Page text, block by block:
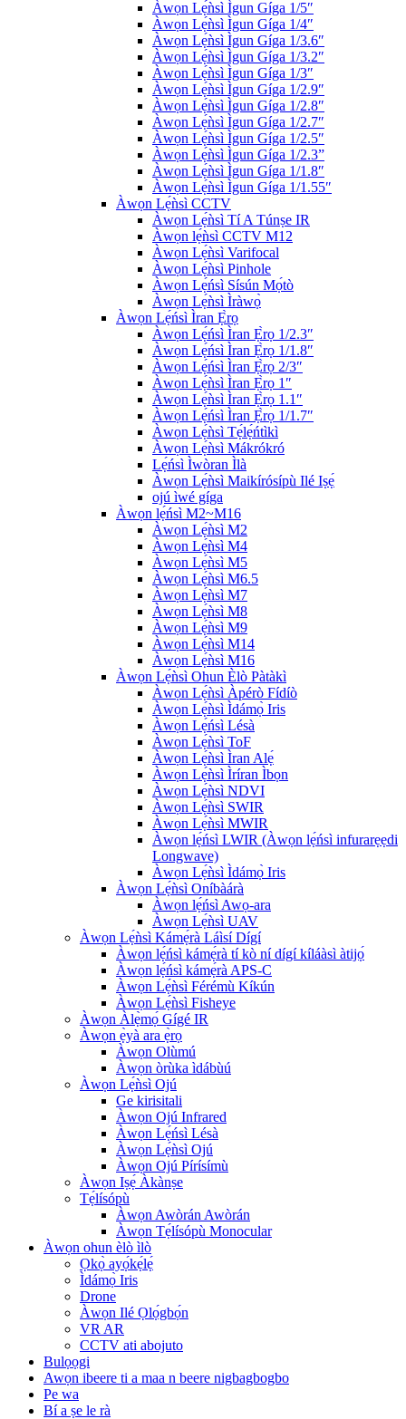
Àwọn Lẹ́ǹsì Ìgun Gíga 1/5″
Àwọn Lẹ́ǹsì Ìgun Gíga 1/4″
Àwọn Lẹ́ǹsì Ìgun Gíga 1/3.6″
Àwọn Lẹ́ǹsì Ìgun Gíga 1/3.2″
Àwọn Lẹ́ǹsì Ìgun Gíga 1/3″
Àwọn Lẹ́ǹsì Ìgun Gíga 1/2.9″
Àwọn Lẹ́ǹsì Ìgun Gíga 1/2.8″
Àwọn Lẹ́ǹsì Ìgun Gíga 1/2.7″
Àwọn Lẹ́ǹsì Ìgun Gíga 1/2.5″
Àwọn Lẹ́ǹsì Ìgun Gíga 1/2.3”
Àwọn Lẹ́ǹsì Ìgun Gíga 1/1.8″
Àwọn Lẹ́ǹsì Ìgun Gíga 1/1.55″
Àwọn Lẹ́ǹsì CCTV
Àwọn Lẹ́ǹsì Tí A Túnṣe IR
Àwọn lẹ́ǹsì CCTV M12
Àwọn Lẹ́ǹsì Varifocal
Àwọn Lẹ́ǹsì Pinhole
Àwọn Lẹ́ńsì Sísún Mọ́tò
Àwọn Lẹ́ǹsì Ìràwọ̀
Àwọn Lẹ́ńsì Ìran Ẹ̀rọ
Àwọn Lẹ́ńsì Ìran Ẹ̀rọ 1/2.3″
Àwọn Lẹ́ńsì Ìran Ẹ̀rọ 1/1.8″
Àwọn Lẹ́ńsì Ìran Ẹ̀rọ 2/3″
Àwọn Lẹ́ǹsì Ìran Ẹ̀rọ 1″
Àwọn Lẹ́ǹsì Ìran Ẹ̀rọ 1.1″
Àwọn Lẹ́ńsì Ìran Ẹ̀rọ 1/1.7″
Àwọn Lẹ́ǹsì Tẹ́lẹ́ńtìkì
Àwọn Lẹ́ǹsì Mákrókró
Lẹ́ńsì Ìwòran Ìlà
Àwọn Lẹ́ǹsì Maikírósípù Ilé Iṣẹ́
ojú ìwé gíga
Àwọn lẹ́ńsì M2~M16
Àwọn Lẹ́ǹsì M2
Àwọn Lẹ́ǹsì M4
Àwọn Lẹ́ǹsì M5
Àwọn Lẹ́ǹsì M6.5
Àwọn Lẹ́ǹsì M7
Àwọn Lẹ́ǹsì M8
Àwọn Lẹ́ǹsì M9
Àwọn Lẹ́ǹsì M14
Àwọn Lẹ́ǹsì M16
Àwọn Lẹ́ǹsì Ohun Èlò Pàtàkì
Àwọn Lẹ́ǹsì Àpérò Fídíò
Àwọn Lẹ́ǹsì Ìdámọ̀ Iris
Àwọn Lẹ́ńsì Lésà
Àwọn Lẹ́ǹsì ToF
Àwọn Lẹ́ǹsì Ìran Alẹ́
Àwọn Lẹ́ǹsì Ìríran Ìbọn
Àwọn Lẹ́ǹsì NDVI
Àwọn Lẹ́ǹsì SWIR
Àwọn Lẹ́ǹsì MWIR
Àwọn lẹ́ńsì LWIR (Àwọn lẹ́ńsì infurarẹẹdi
Longwave)
Àwọn Lẹ́ǹsì Ìdámọ̀ Iris
Àwọn Lẹ́ǹsì Oníbàárà
Àwọn lẹ́ńsì Awọ-ara
Àwọn Lẹ́ǹsì UAV
Àwọn Lẹ́ǹsì Kámẹ́rà Láìsí Dígí
Àwọn lẹ́ńsì kámẹ́rà tí kò ní dígí kíláàsì àtijọ́
Àwọn lẹ́ńsì kámẹ́rà APS-C
Àwọn Lẹ́ǹsì Férémù Kíkún
Àwọn Lẹ́ǹsì Fisheye
Àwọn Àlẹ̀mọ́ Gígé IR
Àwọn ẹ̀yà ara ẹ̀rọ
Àwọn Olùmú
Àwọn òrùka ìdábùú
Àwọn Lẹ́ǹsì Ojú
Ge kirisitali
Àwọn Ojú Infrared
Àwọn Lẹ́ńsì Lésà
Àwọn Lẹ́ǹsì Ojú
Àwọn Ojú Pírísímù
Àwọn Iṣẹ́ Àkànṣe
Tẹ́lísópù
Àwọn Awòrán Awòrán
Àwọn Tẹ́lísópù Monocular
Àwọn ohun èlò ìlò
Ọkọ̀ ayọ́kẹ́lẹ́
Ìdámọ̀ Iris
Drone
Àwọn Ilé Ọlọ́gbọ́n
VR AR
CCTV ati abojuto
Bulọọgi
Awọn ibeere ti a maa n beere nigbagbogbo
Pe wa
Bí a ṣe le rà